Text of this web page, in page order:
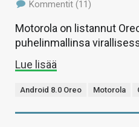
Kommentit (11)
Motorola on listannut
puhelinmallinsa
Lue lisää
Android 8.0 Oreo Motorola